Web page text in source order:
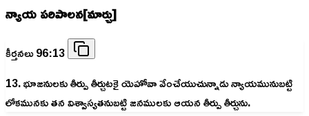
న్యాయ పరిపాలన[మార్చు]
కీర్తనలు 96:13
13. భూజనులకు తీర్పు తీర్చుటకై యెహోవా వేంచేయుచున్నాడు న్యాయమునుబట్టి
లోకమునకు తన విశ్వాస్యతనుబట్టి జనములకు ఆయన తీర్పు తీర్చును.